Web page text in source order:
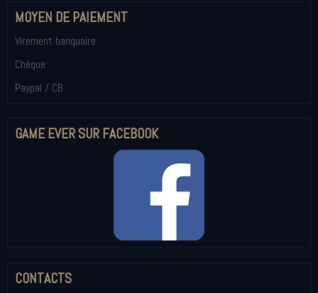
MOYEN DE PAIEMENT
Virement banquaire
Chèque
Paypal / CB
GAME EVER SUR FACEBOOK
CONTACTS